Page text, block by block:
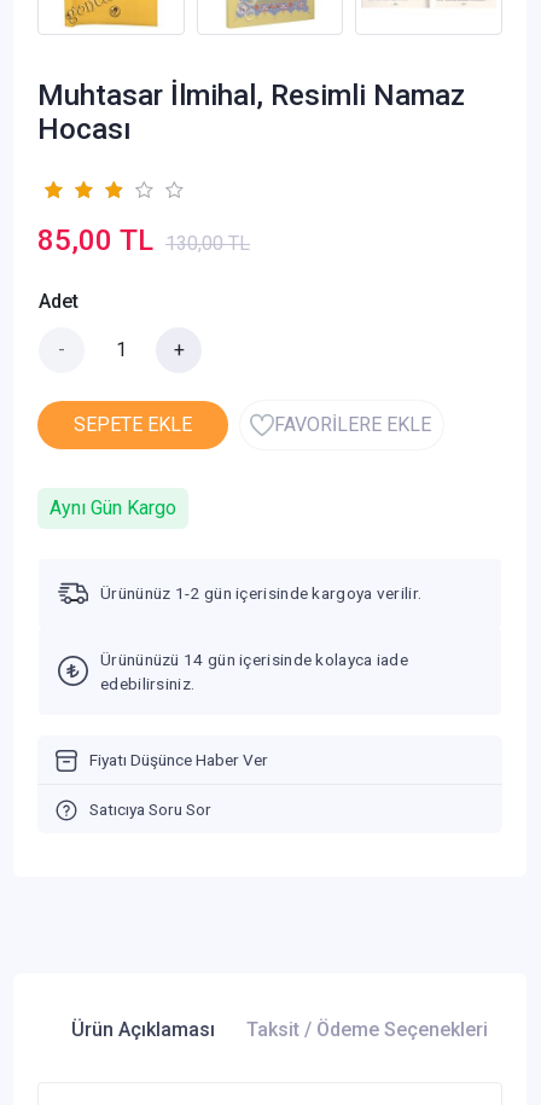
Muhtasar İlmihal, Resimli Namaz
Hocası
85,00 TL 130,00 TL
Adet
- +
SEPETE EKLE FAVORİLERE EKLE
Aynı Gün Kargo
Ürününüz 1-2 gün içerisinde kargoya verilir.
Ürününüzü 14 gün içerisinde kolayca iade
edebilirsiniz.
Fiyatı Düşünce Haber Ver
Satıcıya Soru Sor
Ürün Açıklaması Taksit / Ödeme Seçenekleri